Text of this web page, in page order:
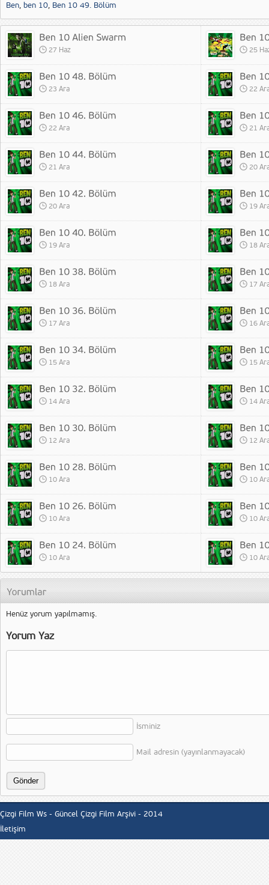
Ben, ben 10, Ben 10 49. Bölüm
27 Haz 25
23 Ara 22
22 Ara 21
21 Ara 20
20 Ara 19
19 Ara 18
18 Ara 17
17 Ara 16
15 Ara 15
14 Ara 14
12 Ara 12
10 Ara 10
10 Ara 10
10 Ara 10
Henüz yorum yapılmamış.
Yorum Yaz
İsminiz
Mail adresin (yayınlanmayacak)
Çizgi Film Ws - Güncel Çizgi Film Arşivi - 2014
İletişim